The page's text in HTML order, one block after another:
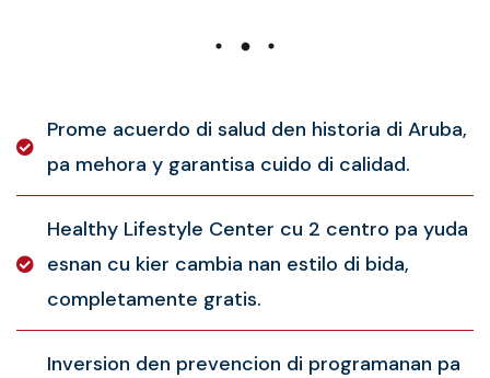
Prome acuerdo di salud den historia di Aruba,
pa mehora y garantisa cuido di calidad.
Healthy Lifestyle Center cu 2 centro pa yuda
esnan cu kier cambia nan estilo di bida,
completamente gratis.
Inversion den prevencion di programanan pa